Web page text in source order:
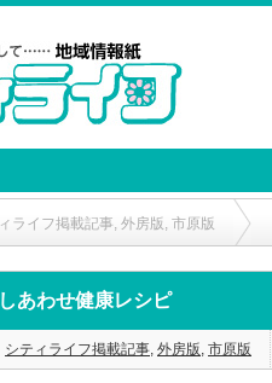
ライフ掲載記事, 外房版 , 市原版
あわせ健康レシピ
シティライフ掲載記事, 外房版, 市原版